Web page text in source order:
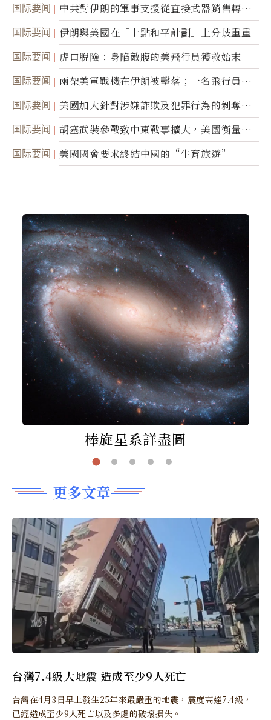
国际要闻
中共對伊朗的軍事支援從直接武器銷售轉向
間接技術轉讓
国际要闻 伊朗與美國在「十點和平計劃」上分歧重重
国际要闻 虎口脫險：身陷敵腹的美飛行員獲救始末
国际要闻
兩架美軍戰機在伊朗被擊落；一名飛行員失
蹤
国际要闻
美國加大針對涉嫌詐欺及犯罪行為的剝奪公
民權力度
国际要闻
胡塞武裝參戰致中東戰事擴大，美國衡量地
面入侵的可能性
国际要闻 美國國會要求終結中國的“生育旅遊”
棒旋星系詳盡圖
更多文章
台灣7.4級大地震 造成至少9人死亡
台灣在4月3日早上發生25年來最嚴重的地震，震度高達7.4級，
已經造成至少9人死亡以及多處的破壞損失。